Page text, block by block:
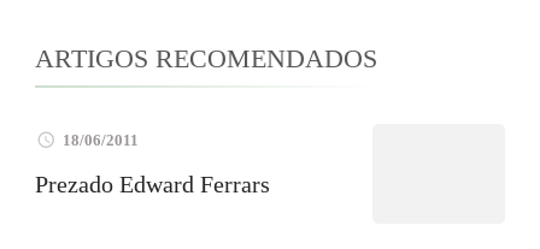
ARTIGOS RECOMENDADOS
18/06/2011
Prezado Edward Ferrars